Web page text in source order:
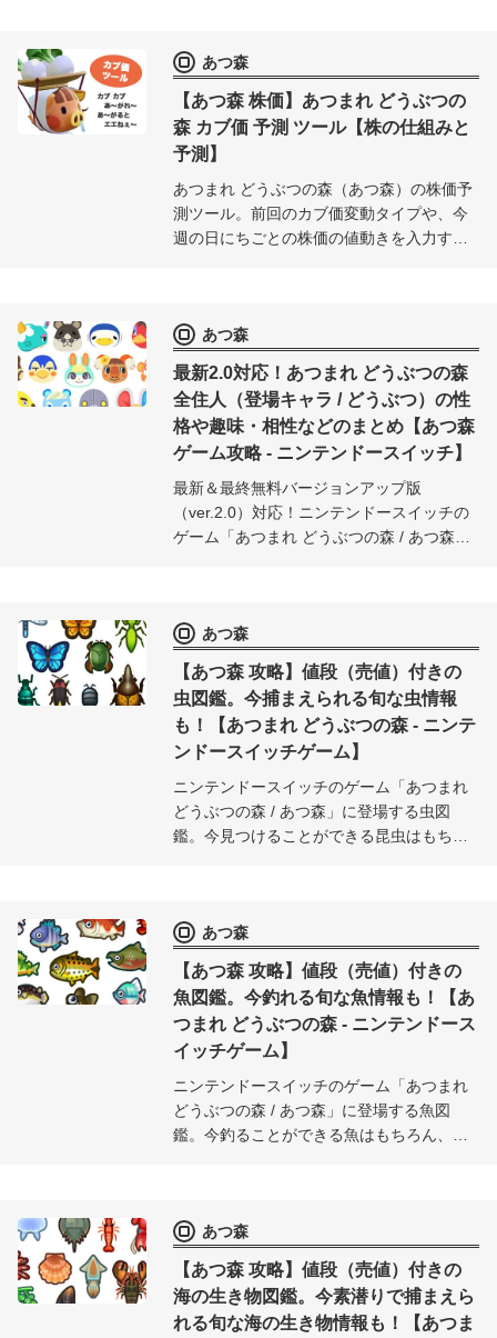
あつ森
【あつ森 株価】あつまれ どうぶつの
森 カブ価 予測 ツール【株の仕組みと
予測】
あつまれ どうぶつの森（あつ森）の株価予
測ツール。前回のカブ価変動タイプや、今
週の日にちごとの株価の値動きを入力する
一目で分かります。
あつ森
最新2.0対応！あつまれ どうぶつの森
全住人（登場キャラ / どうぶつ）の性
格や趣味・相性などのまとめ【あつ森
ゲーム攻略 - ニンテンドースイッチ】
最新＆最終無料バージョンアップ版
（ver.2.0）対応！ニンテンドースイッチの
ゲーム「あつまれ どうぶつの森 / あつ森」
キャラの情報をデータベース化してお届
け。
あつ森
【あつ森 攻略】値段（売値）付きの
虫図鑑。今捕まえられる旬な虫情報
も！【あつまれ どうぶつの森 - ニンテ
ンドースイッチゲーム】
ニンテンドースイッチのゲーム「あつまれ
どうぶつの森 / あつ森」に登場する虫図
鑑。今見つけることができる昆虫はもちろ
あつ森
【あつ森 攻略】値段（売値）付きの
魚図鑑。今釣れる旬な魚情報も！【あ
つまれ どうぶつの森 - ニンテンドース
イッチゲーム】
ニンテンドースイッチのゲーム「あつまれ
どうぶつの森 / あつ森」に登場する魚図
鑑。今釣ることができる魚はもちろん、各
あつ森
【あつ森 攻略】値段（売値）付きの
海の生き物図鑑。今素潜りで捕まえら
れる旬な海の生き物情報も！【あつま